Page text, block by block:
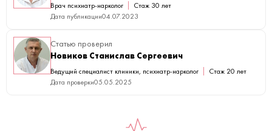
Врач психиатр-нарколог
Стаж 30 лет
Дата публикации04.07.2023
Статью проверил
Новиков Станислав Сергеевич
Ведущий специалист клиники, психиатр-нарколог
Стаж 20 лет
Дата проверки05.05.2025